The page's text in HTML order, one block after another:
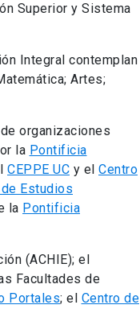
Superior y Sistema
Integral contemplan
Artes;
organizaciones
la Pontificia
CEPPE UC y el Centro
Estudios
la Pontificia
(ACHIE); el
Facultades de
Portales; el Centro de